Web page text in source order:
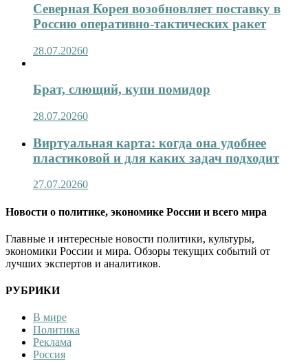
Северная Корея возобновляет поставку в
Россию оперативно-тактических ракет
28.07.20260
Брат, слющий, купи помидор
28.07.20260
Виртуальная карта: когда она удобнее
пластиковой и для каких задач подходит
27.07.20260
Новости о политике, экономике России и всего мира
Главные и интересные новости политики, культуры,
экономики России и мира. Обзоры текущих событий от
лучших экспертов и аналитиков.
РУБРИКИ
В мире
Политика
Реклама
Россия